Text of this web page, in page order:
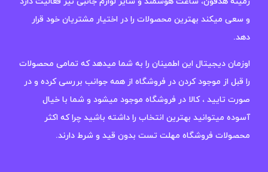
و سعی میکند بهترین محصولات را در اختیار مشتریان خود قرار
دهد.
اوزمان دیجیتال این اطمینان را به شما میدهد که تمامی محصولات
را قبل از موجود کردن در فروشگاه از همه جوانب بررسی کرده و در
صورت تایید ، کالا در فروشگاه موجود میشود و شما با خیال
آسوده میتوانید بهترین انتخاب را داشته باشید چرا که اکثر
محصولات فروشگاه مهلت تست بدون قید و شرط دارند.